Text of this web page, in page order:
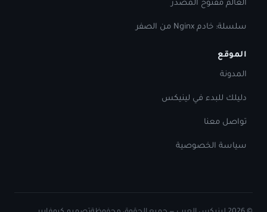
العالم مفتوح المصدر
سلسلة: خادم Nginx من الصفر
الموقع
المدونة
دليلك للبدء في لينيكس
تواصل معنا
سياسة الخصوصية